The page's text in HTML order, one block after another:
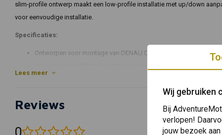
slim-profile ontwerp maakt een low-profile installatie met up/down
voor eenvoudige installatie.
Specificaties:
Ontworpen voor montage van DENALI DM, D2 & S4 lichtpods
Geschikt voor montage van lichten in plaats van elke M5 of M6
Biedt op-en-neer licht aanpassing
Inclusief vervangende hardware van hoge kwaliteit
Ontworpen en ontwikkeld in de VS door DENALI
Lees meer
Reviews
0
Wij gebruiken
Bij
verlopen!
jouw bezoek